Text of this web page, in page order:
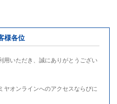
様各位
用いただき、誠にありがとうござい
ヤオンラインへのアクセスならびに